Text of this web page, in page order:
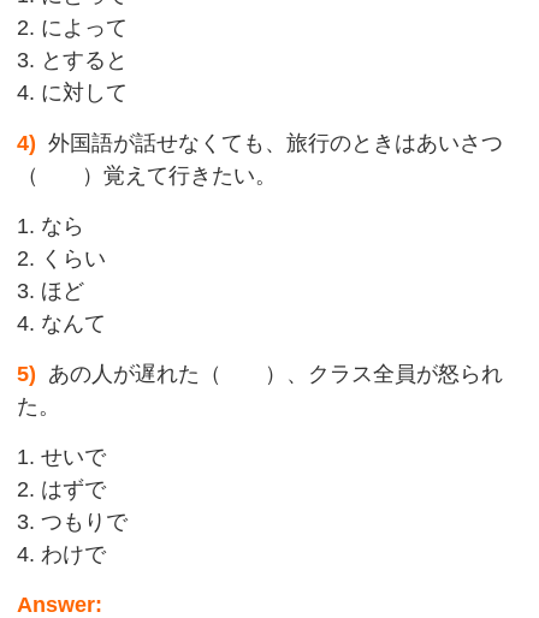
2. によって
3. とすると
4. に対して
4) 外国語が話せなくても、旅行のときはあいさつ
（ ）覚えて行きたい。
1. なら
2. くらい
3. ほど
4. なんて
5) あの人が遅れた（ ）、クラス全員が怒られ
た。
1. せいで
2. はずで
3. つもりで
4. わけで
Answer: